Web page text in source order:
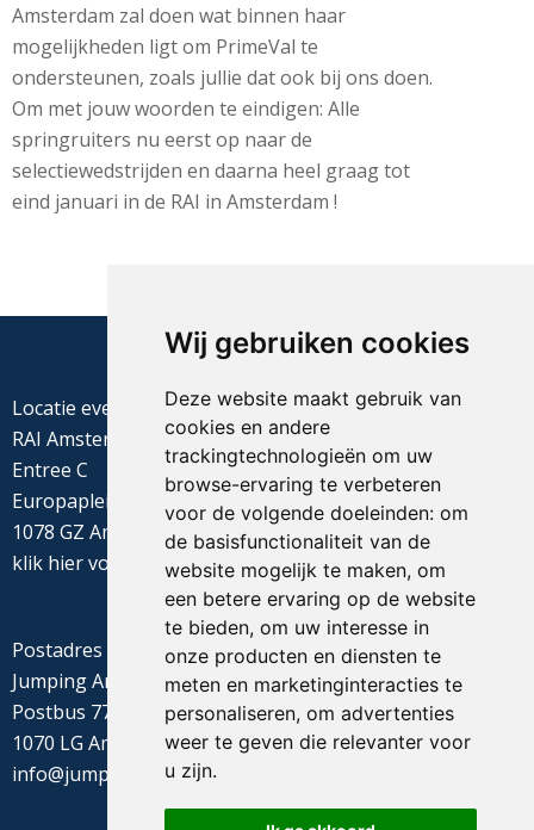
Wij gebruiken cookies
Deze website maakt gebruik van
cookies en andere
trackingtechnologieën om uw
browse-ervaring te verbeteren
voor de volgende doeleinden: om
de basisfunctionaliteit van de
website mogelijk te maken, om
een betere ervaring op de website
te bieden, om uw interesse in
onze producten en diensten te
meten en marketinginteracties te
personaliseren, om advertenties
weer te geven die relevanter voor
u zijn.
Amsterdam zal doen wat binnen haar
mogelijkheden ligt om PrimeVal te
ondersteunen, zoals jullie dat ook bij ons doen.
Om met jouw woorden te eindigen: Alle
springruiters nu eerst op naar de
selectiewedstrijden en daarna heel graag tot
eind januari in de RAI in Amsterdam !
Locatie evenement
RAI Amsterdam
Entree C
Europaplein 22
1078 GZ Amsterdam
klik hiervoor de routebeschrijving
Postadres
Jumping Amsterdam
Postbus 77655
1070 LG Amsterdam
info@jumpingamsterdam.nl